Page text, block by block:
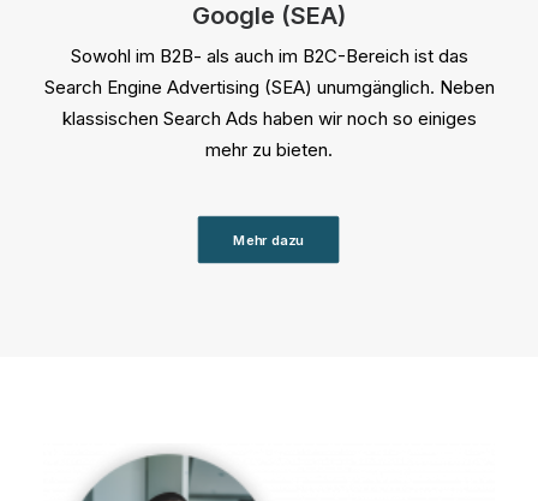
Google (SEA)
Sowohl im B2B- als auch im B2C-Bereich ist das
Search Engine Advertising (SEA) unumgänglich. Neben
klassischen Search Ads haben wir noch so einiges
mehr zu bieten.
Mehr dazu